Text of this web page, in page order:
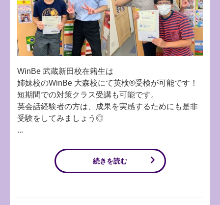
WinBe 武蔵新田校在籍生は
姉妹校のWinBe 大森校にて英検®受検が可能です！
短期間での対策クラス受講も可能です。
英会話経験者の方は、成果を実感するためにも是非
受験をしてみましょう◎
...
続きを読む